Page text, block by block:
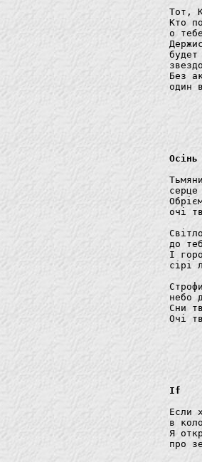
Тот,
Кто
о
Без
один
Осінь
очі
до
І
сірі
небо
Сни
Очі
If
Если
в
Я
про